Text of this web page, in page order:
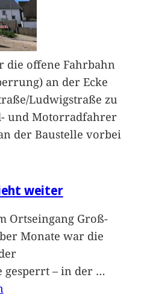
die offene Fahrbahn
an der Ecke
Ludwigstraße zu
und Motorradfahrer
der Baustelle vorbei
weiter
Ortseingang Groß-
Monate war die
gesperrt – in der …